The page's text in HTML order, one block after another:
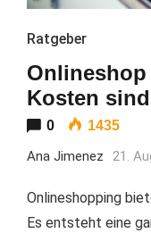
Ratgeber
Kosten
0 1435
Ana Jimenez 21.
Onlineshopping
Es entsteht eine